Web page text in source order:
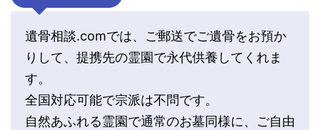
遺骨相談.comでは、ご郵送でご遺骨をお預か
りして、提携先の霊園で永代供養してくれま
す。
全国対応可能で宗派は不問です。
自然あふれる霊園で通常のお墓同様に、ご自由